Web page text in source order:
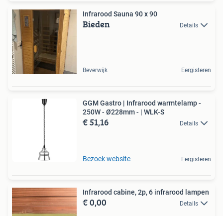
Infrarood Sauna 90 x 90
Bieden Details
Beverwijk Eergisteren
GGM Gastro | Infrarood warmtelamp -
250W - Ø228mm - | WLK-S
€ 51,16 Details
Bezoek website Eergisteren
Infrarood cabine, 2p, 6 infrarood lampen
€ 0,00 Details